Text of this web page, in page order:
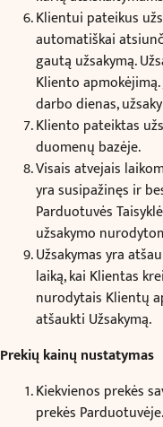
Klientui pateikus
automatiškai
gautą užsakymą.
Kliento
darbo dienas,
Kliento pateiktas
duomenų bazėje.
Visais atvejais
yra susipažinęs ir
Parduotuvės
užsakymo
Užsakymas yra
laiką, kai Klientas
nurodytais Klientų
atšaukti Užsakymą.
Prekių kainų nustatymas
Kiekvienos prekės
prekės Parduotuvėje.